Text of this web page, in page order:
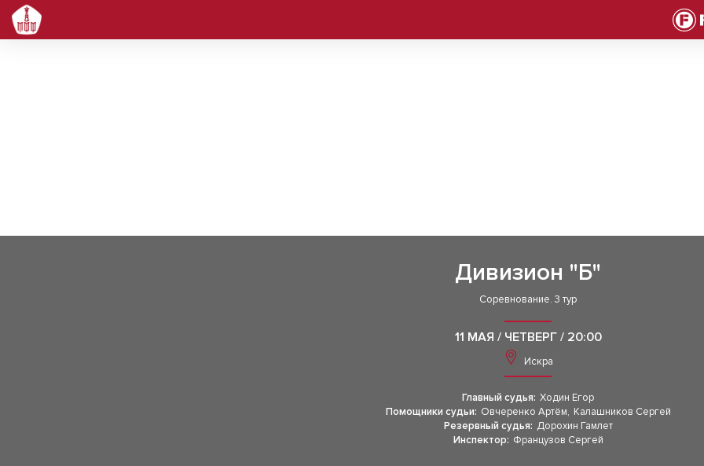
Дивизион "Б"
Соревнование. 3 тур
11 МАЯ / ЧЕТВЕРГ / 20:00
Искра
Главный судья: Ходин Егор
Помощники судьи: Овчеренко Артём, Калашников Сергей
Резервный судья: Дорохин Гамлет
Инспектор: Французов Сергей